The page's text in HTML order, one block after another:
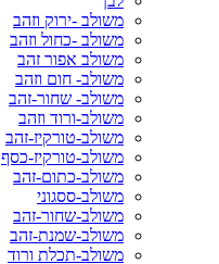
משולב -ירוק וזהב
משולב -כחול וזהב
משולב אפור זהב
משולב- חום וזהב
משולב- שחור-זהב
משולב-ורוד וזהב
משולב-טורקיז-זהב
משולב-טורקיז-כסף
משולב-כתום-זהב
משולב-ססגוני
משולב-שחור-זהב
משולב-שמנת-זהב
משולב-תכלת ורוד